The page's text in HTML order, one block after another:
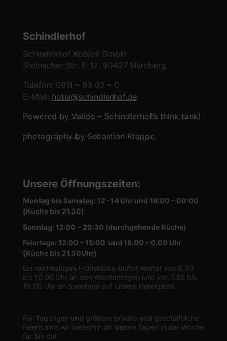
Schindlerhof
Schindlerhof Kobjoll GmbH
Steinacher Str. 6-12, 90427 Nürnberg
Telefon: 0911 – 93 02 – 0
E-Mail: hotel@schindlerhof.de
Powered by Valido – Schindlerhof’s think tank!
photography by Sebastian Krappe
Unsere Öffnungszeiten:
Montag bis Samstag: 12 -14 Uhr und 18:00 – 00:00
(Küche bis 21.30)
Sonntag: 12:00 – 20:30 (durchgehende Küche)
Feiertage: 12:00 – 15:00 und 18.00 – 0.00 Uhr
(Küche bis 21.30Uhr)
Ein reichhaltiges Frühstücks-Buffet wartet von 6.30
bis 10.00 Uhr an den Wochentagen und von 7.30 bis
10.00 Uhr an Sonntage auf unsere Hotelgäste.
Für Tagungen und größere private und geschäftliche
Feiern sind wir weiterhin an sieben Tagen in der Woche
für Sie da!